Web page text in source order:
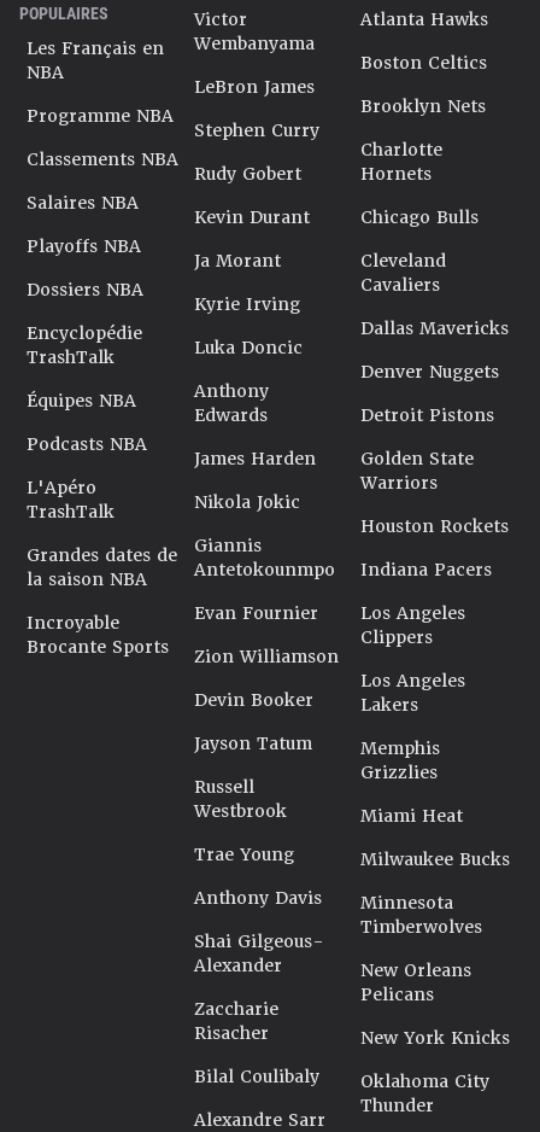
POPULAIRES
Les Français en
NBA
Programme NBA
Classements NBA
Salaires NBA
Playoffs NBA
Dossiers NBA
Encyclopédie
TrashTalk
Équipes NBA
Podcasts NBA
L'Apéro
TrashTalk
Grandes dates de
la saison NBA
Incroyable
Brocante Sports
Victor
Wembanyama
LeBron James
Stephen Curry
Rudy Gobert
Kevin Durant
Ja Morant
Kyrie Irving
Luka Doncic
Anthony
Edwards
James Harden
Nikola Jokic
Giannis
Antetokounmpo
Evan Fournier
Zion Williamson
Devin Booker
Jayson Tatum
Russell
Westbrook
Trae Young
Anthony Davis
Shai Gilgeous-
Alexander
Zaccharie
Risacher
Bilal Coulibaly
Alexandre Sarr
Atlanta Hawks
Boston Celtics
Brooklyn Nets
Charlotte
Hornets
Chicago Bulls
Cleveland
Cavaliers
Dallas Mavericks
Denver Nuggets
Detroit Pistons
Golden State
Warriors
Houston Rockets
Indiana Pacers
Los Angeles
Clippers
Los Angeles
Lakers
Memphis
Grizzlies
Miami Heat
Milwaukee Bucks
Minnesota
Timberwolves
New Orleans
Pelicans
New York Knicks
Oklahoma City
Thunder